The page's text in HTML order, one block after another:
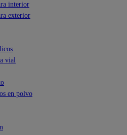
interior
exterior
vial
en polvo